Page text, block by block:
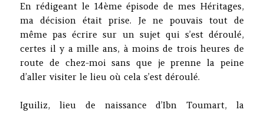
En rédigeant le 14ème épisode de mes Héritages,
ma décision était prise. Je ne pouvais tout de
même pas écrire sur un sujet qui s’est déroulé,
certes il y a mille ans, à moins de trois heures de
route de chez-moi sans que je prenne la peine
d’aller visiter le lieu où cela s’est déroulé.
Iguiliz, lieu de naissance d’Ibn Toumart, la